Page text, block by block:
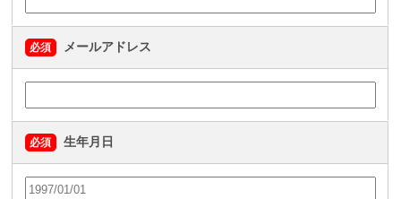
必須 メールアドレス
必須 生年月日